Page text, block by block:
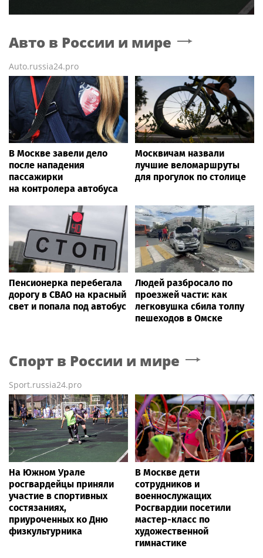
Авто в России и мире
Auto.russia24.pro
В Москве завели дело
после нападения
пассажирки
на контролера автобуса
Москвичам назвали
лучшие веломаршруты
для прогулок по столице
Пенсионерка перебегала
дорогу в СВАО на красный
свет и попала под автобус
Людей разбросало по
проезжей части: как
легковушка сбила толпу
пешеходов в Омске
Спорт в России и мире
Sport.russia24.pro
На Южном Урале
росгвардейцы приняли
участие в спортивных
состязаниях,
приуроченных ко Дню
физкультурника
В Москве дети
сотрудников и
военнослужащих
Росгвардии посетили
мастер-класс по
художественной
гимнастике